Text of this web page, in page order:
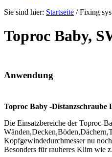
Sie sind hier: Startseite / Fixing
Toproc Baby,
Anwendung
Toproc Baby -Distanzschraube
Die Einsatzbereiche der Toproc-
Kopfgewindedurchmesser nu
Besonders für rauheres Klim wie